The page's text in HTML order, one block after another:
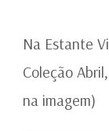
Na Estante
Coleção
na imagem)